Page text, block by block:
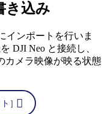
き込み
インポートを行いま
DJI Neo と接続し、
カメラ映像が映る状態
］